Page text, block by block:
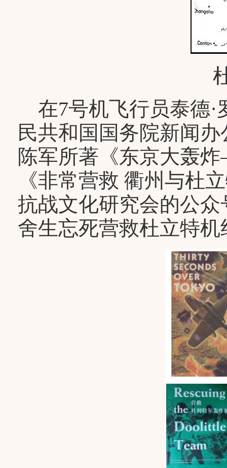
在7号机飞行员泰德·
民共和国国务院新闻
陈军所著《东京大轰
《非常营救 衢州与杜
抗战文化研究会的公
舍生忘死营救杜立特